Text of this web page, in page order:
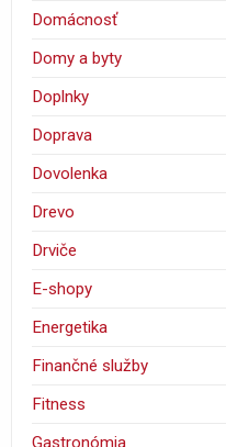
Domácnosť
Domy a byty
Doplnky
Doprava
Dovolenka
Drevo
Drviče
E-shopy
Energetika
Finančné služby
Fitness
Gastronómia